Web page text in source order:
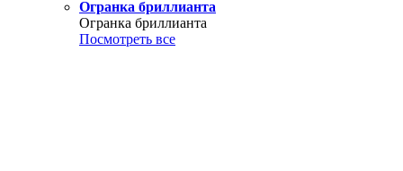
Огранка бриллианта
Огранка бриллианта
Посмотреть все